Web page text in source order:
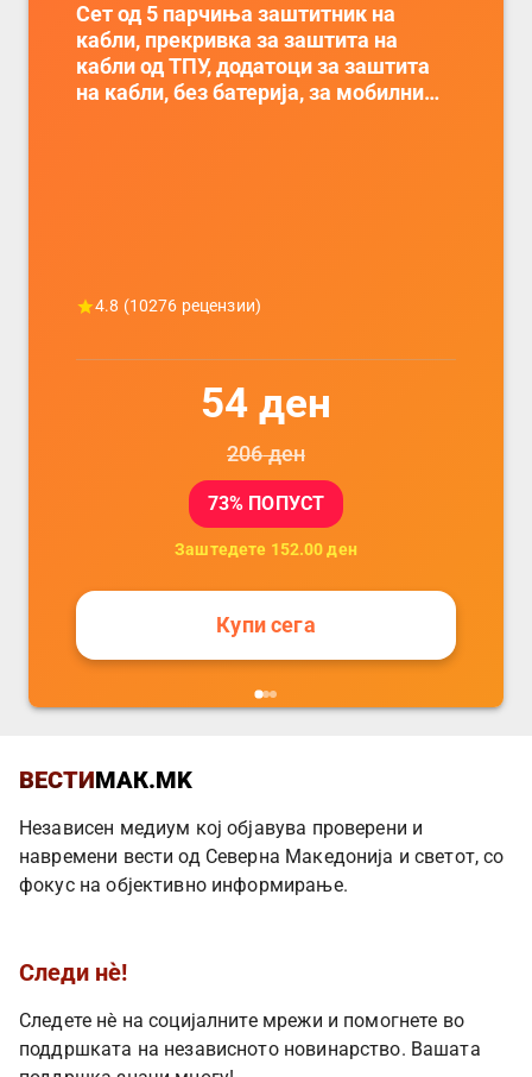
Сет од 5 парчиња заштитник на
кабли, прекривка за заштита на
кабли од ТПУ, додатоци за заштита
на кабли, без батерија, за мобилни
4.8 (10276 рецензии)
54 ден
206ден
73% ПОПУСТ
Заштедете 152.00 ден
Купи сега
ВЕСТИМАК.MK
Независен медиум кој објавува проверени и
навремени вести од Северна Македонија и светот, со
фокус на објективно информирање.
Следи нè!
Следете нè на социјалните мрежи и помогнете во
поддршката на независното новинарство. Вашата